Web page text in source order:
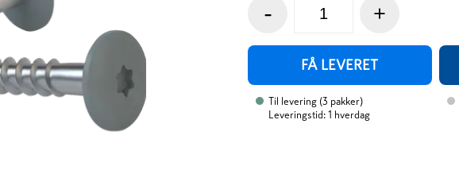
- +
FÅ LEVERET
Til levering (3 pakker)
Leveringstid: 1 hverdag